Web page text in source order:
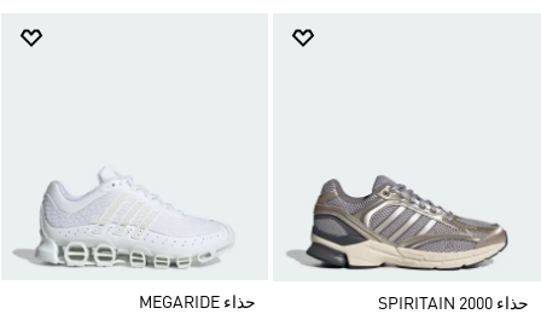
حذاء SPIRITAIN 2000
حذاء MEGARIDE